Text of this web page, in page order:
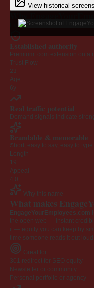
View historical
Why
Every claim below is backed
Established authority
Premium .com extension on
Trust Flow
23
Age
6y
Real traffic potential
Demand signals indicate
Brandable & memorable
Short, easy to say, easy to
Length
19
Appeal
4.0
Why this name
What makes
EngageYourEmployees.com
the open web — instant
it — equity you can keep by
time someone reads it out loud.
Great for
301 redirect for SEO equity
Newsletter or community
Personal portfolio or agency